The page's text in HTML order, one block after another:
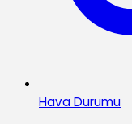
Hava Durumu